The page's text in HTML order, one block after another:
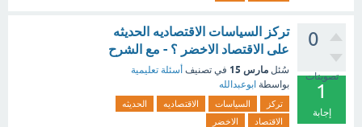
0
تصويتات
1
إجابة
تركز السياسات الاقتصاديه الحديثه
على الاقتصاد الاخضر ؟ - مع الشرح
سُئل مارس 15 في تصنيف أسئلة تعليمية
بواسطة ابوعبدالله
تركز السياسات الاقتصاديه
الحديثه
الاقتصاد
الاخضر